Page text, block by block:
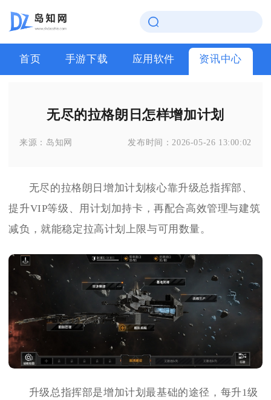
首页 手游下载 应用软件 资讯中心
无尽的拉格朗日怎样增加计划
来源： 岛知网 发布时间： 2026-05-26 13:00:02
无尽的拉格朗日增加计划核心靠升级总指挥部、
提升VIP等级、用计划加持卡，再配合高效管理与建筑
减负，就能稳定拉高计划上限与可用数量。
升级总指挥部是增加计划最基础的途径，每升1级